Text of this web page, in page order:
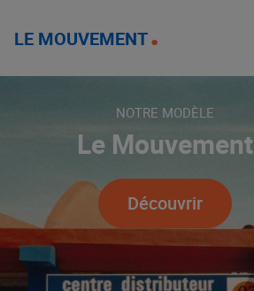
LE MOUVEMENT
NOTRE MODÈLE
Le Mouvement
Découvrir